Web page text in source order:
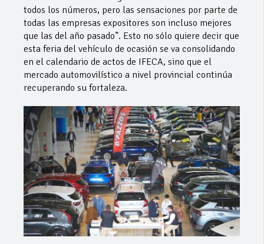
todos los números, pero las sensaciones por parte de
todas las empresas expositores son incluso mejores
que las del año pasado”. Esto no sólo quiere decir que
esta feria del vehículo de ocasión se va consolidando
en el calendario de actos de IFECA, sino que el
mercado automovilístico a nivel provincial continúa
recuperando su fortaleza.